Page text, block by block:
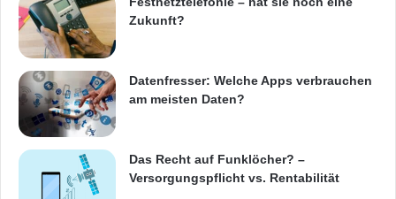
Zukunft?
Datenfresser: Welche Apps verbrauchen
am meisten Daten?
Das Recht auf Funklöcher? –
Versorgungspflicht vs. Rentabilität